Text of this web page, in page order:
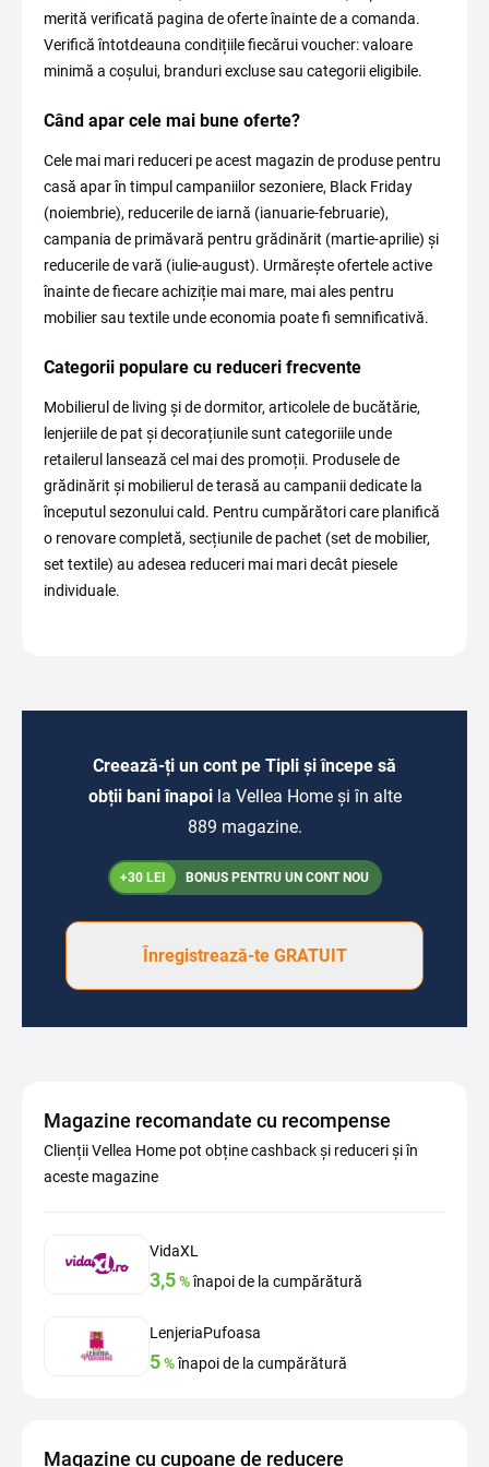
merită verificată pagina de oferte înainte de a comanda.
Verifică întotdeauna condițiile fiecărui voucher: valoare
minimă a coșului, branduri excluse sau categorii eligibile.
Când apar cele mai bune oferte?
Cele mai mari reduceri pe acest magazin de produse pentru
casă apar în timpul campaniilor sezoniere, Black Friday
(noiembrie), reducerile de iarnă (ianuarie-februarie),
campania de primăvară pentru grădinărit (martie-aprilie) și
reducerile de vară (iulie-august). Urmărește ofertele active
înainte de fiecare achiziție mai mare, mai ales pentru
mobilier sau textile unde economia poate fi semnificativă.
Categorii populare cu reduceri frecvente
Mobilierul de living și de dormitor, articolele de bucătărie,
lenjeriile de pat și decorațiunile sunt categoriile unde
retailerul lansează cel mai des promoții. Produsele de
grădinărit și mobilierul de terasă au campanii dedicate la
începutul sezonului cald. Pentru cumpărători care planifică
o renovare completă, secțiunile de pachet (set de mobilier,
set textile) au adesea reduceri mai mari decât piesele
individuale.
Creează-ți un cont pe Tipli și începe să
obții bani înapoi la Vellea Home și în alte
889 magazine.
+30 LEI BONUS PENTRU UN CONT NOU
Înregistrează-te GRATUIT
Magazine recomandate cu recompense
Clienții Vellea Home pot obține cashback și reduceri și în
aceste magazine
VidaXL
3,5%înapoi de la cumpărătură
LenjeriaPufoasa
5%înapoi de la cumpărătură
Magazine cu cupoane de reducere